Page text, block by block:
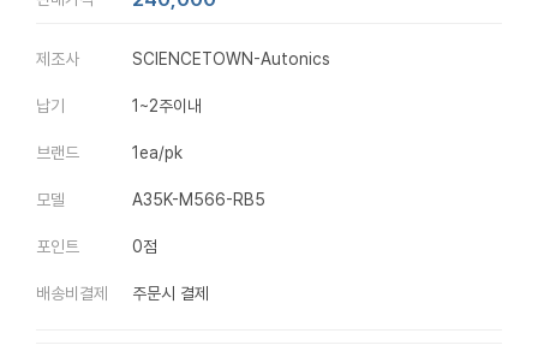
제조사 SCIENCETOWN-Autonics
납기 1~2주이내
브랜드 1ea/pk
모델 A35K-M566-RB5
포인트 0점
배송비결제 주문시 결제